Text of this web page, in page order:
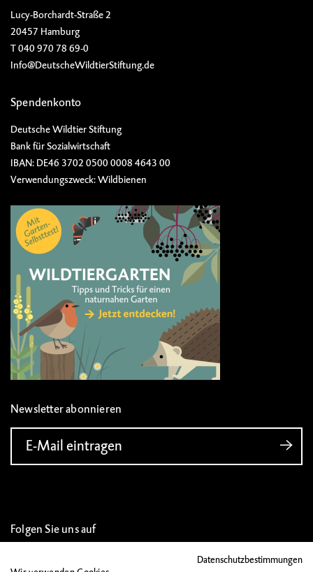
Lucy-Borchardt-Straße 2
20457 Hamburg
T 040 970 78 69-0
Info@DeutscheWildtierStiftung.de
Spendenkonto
Deutsche Wildtier Stiftung
Bank für Sozialwirtschaft
IBAN: DE46 3702 0500 0008 4643 00
Verwendungszweck: Wildbienen
Newsletter abonnieren
E-Mail eintragen
Folgen Sie uns auf
Datenschutzbestimmungen